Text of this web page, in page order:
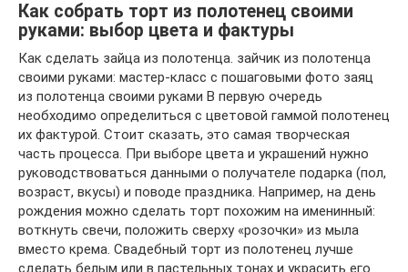
Как собрать торт из полотенец своими
руками: выбор цвета и фактуры
Как сделать зайца из полотенца. зайчик из полотенца
своими руками: мастер-класс с пошаговыми фото заяц
из полотенца своими руками В первую очередь
необходимо определиться с цветовой гаммой полотенец
их фактурой. Стоит сказать, это самая творческая
часть процесса. При выборе цвета и украшений нужно
руководствоваться данными о получателе подарка (пол,
возраст, вкусы) и поводе праздника. Например, на день
рождения можно сделать торт похожим на именинный:
воткнуть свечи, положить сверху «розочки» из мыла
вместо крема. Свадебный торт из полотенец лучше
сделать белым или в пастельных тонах и украсить его